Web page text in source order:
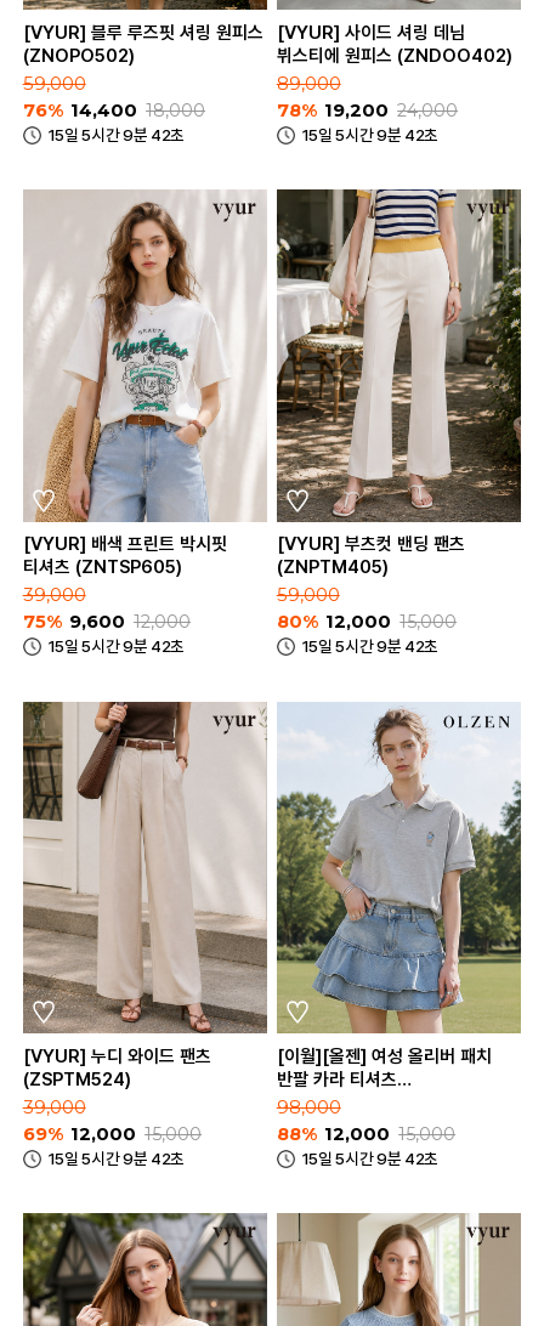
[VYUR] 블루 루즈핏 셔링 원피스
(ZNOPO502)
59,000
76% 14,400 18,000
15일 5시간 9분 42초
[VYUR] 사이드 셔링 데님
뷔스티에 원피스 (ZNDOO402)
89,000
78% 19,200 24,000
15일 5시간 9분 42초
[VYUR] 배색 프린트 박시핏
티셔츠 (ZNTSP605)
39,000
75% 9,600 12,000
15일 5시간 9분 42초
[VYUR] 부츠컷 밴딩 팬츠
(ZNPTM405)
59,000
80% 12,000 15,000
15일 5시간 9분 42초
[VYUR] 누디 와이드 팬츠
(ZSPTM524)
39,000
69% 12,000 15,000
15일 5시간 9분 42초
[이월][올젠] 여성 올리버 패치
반팔 카라 티셔츠
(ZMD2TT1301_90)
98,000
88% 12,000 15,000
15일 5시간 9분 42초